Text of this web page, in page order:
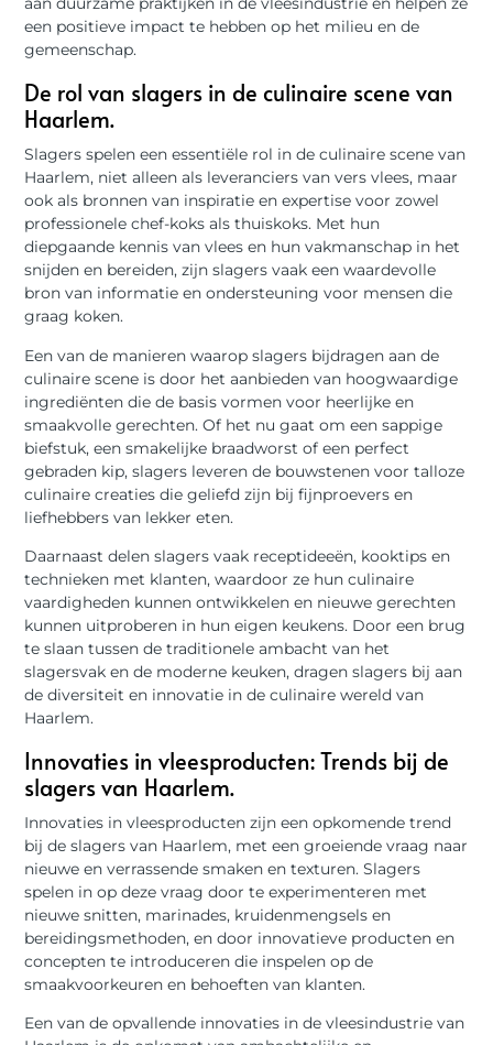
een positieve impact te hebben op het milieu en de
gemeenschap.
De rol van slagers in de culinaire scene van
Haarlem.
Slagers spelen een essentiële rol in de culinaire scene van
Haarlem, niet alleen als leveranciers van vers vlees, maar
ook als bronnen van inspiratie en expertise voor zowel
professionele chef-koks als thuiskoks. Met hun
diepgaande kennis van vlees en hun vakmanschap in het
snijden en bereiden, zijn slagers vaak een waardevolle
bron van informatie en ondersteuning voor mensen die
graag koken.
Een van de manieren waarop slagers bijdragen aan de
culinaire scene is door het aanbieden van hoogwaardige
ingrediënten die de basis vormen voor heerlijke en
smaakvolle gerechten. Of het nu gaat om een sappige
biefstuk, een smakelijke braadworst of een perfect
gebraden kip, slagers leveren de bouwstenen voor talloze
culinaire creaties die geliefd zijn bij fijnproevers en
liefhebbers van lekker eten.
Daarnaast delen slagers vaak receptideeën, kooktips en
technieken met klanten, waardoor ze hun culinaire
vaardigheden kunnen ontwikkelen en nieuwe gerechten
kunnen uitproberen in hun eigen keukens. Door een brug
te slaan tussen de traditionele ambacht van het
slagersvak en de moderne keuken, dragen slagers bij aan
de diversiteit en innovatie in de culinaire wereld van
Haarlem.
Innovaties in vleesproducten: Trends bij de
slagers van Haarlem.
Innovaties in vleesproducten zijn een opkomende trend
bij de slagers van Haarlem, met een groeiende vraag naar
nieuwe en verrassende smaken en texturen. Slagers
spelen in op deze vraag door te experimenteren met
nieuwe snitten, marinades, kruidenmengsels en
bereidingsmethoden, en door innovatieve producten en
concepten te introduceren die inspelen op de
smaakvoorkeuren en behoeften van klanten.
Een van de opvallende innovaties in de vleesindustrie van